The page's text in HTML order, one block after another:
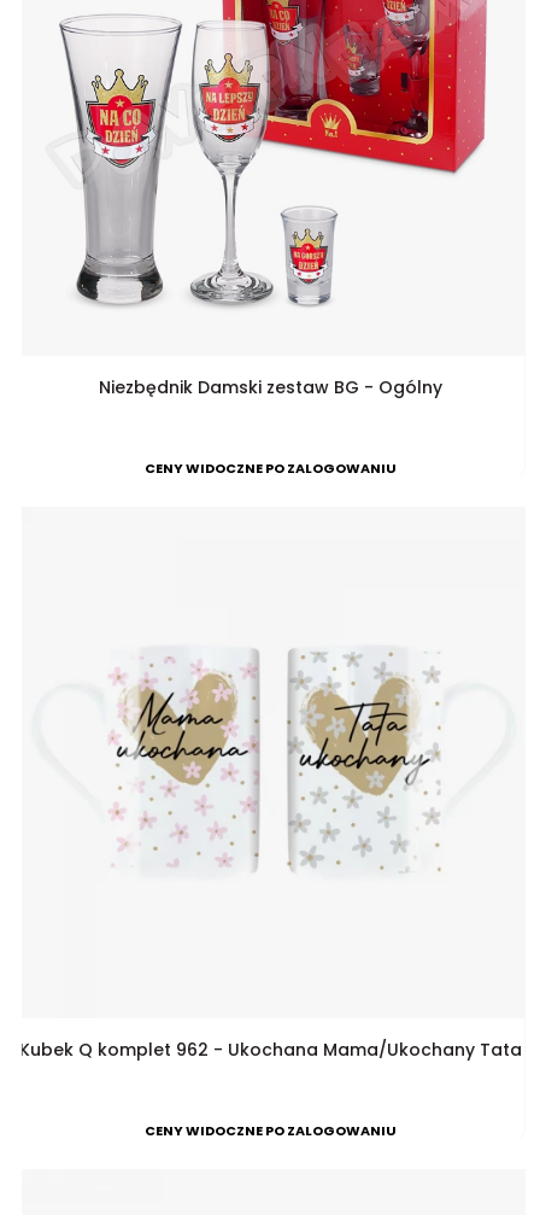
Niezbędnik Damski zestaw BG - Ogólny
CENY WIDOCZNE PO ZALOGOWANIU
Kubek Q komplet 962 - Ukochana Mama/Ukochany Tata
CENY WIDOCZNE PO ZALOGOWANIU